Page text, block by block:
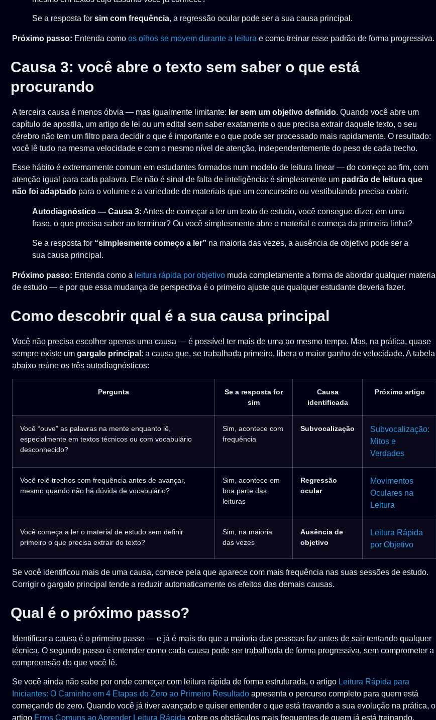
Se a resposta for sim com frequência, a regressão ocular pode ser a sua causa principal.
Próximo passo: Entenda como os olhos se movem durante a leitura e como treinar esse padrão de forma progressiva.
Causa 3: você abre o texto sem saber o que está
procurando
A terceira causa é menos óbvia — mas igualmente limitante: ler sem um objetivo definido. Quando você abre um
capítulo de apostila, um artigo de lei ou um edital sem saber exatamente o que precisa extrair daquele texto, o seu
cérebro não tem um filtro para decidir o que é importante e o que pode ser processado mais rapidamente. O resultado:
você lê tudo na mesma velocidade e com o mesmo nível de atenção, independentemente do peso de cada trecho.
Esse hábito é extremamente comum em estudantes formados num modelo de leitura linear — do começo ao fim, com
atenção igual para cada palavra. Ele não é sinal de falta de inteligência: é simplesmente um padrão de leitura que
não foi adaptado para o volume e a variedade de materiais que um concurseiro ou vestibulando precisa cobrir.
Autodiagnóstico — Causa 3: Antes de começar a ler um texto de estudo, você consegue dizer, em uma
frase, o que precisa saber ao terminar? Ou você simplesmente abre o material e começa da primeira linha?
Se a resposta for “simplesmente começo a ler” na maioria das vezes, a ausência de objetivo pode ser a
sua causa principal.
Próximo passo: Entenda como a leitura rápida por objetivo muda completamente a forma de abordar qualquer material
de estudo — e por que essa mudança de perspectiva é o primeiro ajuste que qualquer estudante deveria fazer.
Como descobrir qual é a sua causa principal
Você não precisa escolher apenas uma causa — é possível ter mais de uma ao mesmo tempo. Mas, na prática, quase
sempre existe um gargalo principal : a causa que, se trabalhada primeiro, libera o maior ganho de velocidade. A tabela
abaixo reúne os três autodiagnósticos:
Pergunta
Se a resposta for
sim
Causa
identificada
Próximo artigo
Você “ouve” as palavras na mente enquanto lê,
especialmente em textos técnicos ou com vocabulário
desconhecido?
Sim, acontece com
frequência
Subvocalização
Subvocalização:
Mitos e
Verdades
Você relê trechos com frequência antes de avançar,
mesmo quando não há dúvida de vocabulário?
Sim, acontece em
boa parte das
leituras
Regressão
ocular
Movimentos
Oculares na
Leitura
Você começa a ler o material de estudo sem definir
primeiro o que precisa extrair do texto?
Sim, na maioria
das vezes
Ausência de
objetivo
Leitura Rápida
por Objetivo
Se você identificou mais de uma causa, comece pela que aparece com mais frequência nas suas sessões de estudo.
Corrigir o gargalo principal tende a reduzir automaticamente os efeitos das demais causas.
Qual é o próximo passo?
Identificar a causa é o primeiro passo — e já é mais do que a maioria das pessoas faz antes de sair tentando qualquer
técnica. O segundo passo é entender como cada causa pode ser trabalhada de forma progressiva, sem comprometer a
compreensão do que você lê.
Se você ainda não sabe por onde começar com leitura rápida de forma estruturada, o artigo Leitura Rápida para
Iniciantes: O Caminho em 4 Etapas do Zero ao Primeiro Resultado apresenta o percurso completo para quem está
começando do zero. Quando você já tiver avançado e quiser entender o que está travando a sua evolução na prática, o
artigo Erros Comuns ao Aprender Leitura Rápida cobre os obstáculos mais frequentes de quem já está treinando.